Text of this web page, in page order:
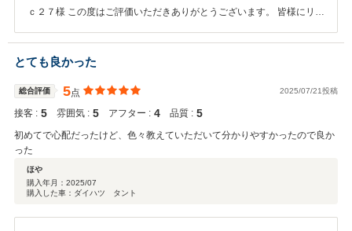
ｃ２７様 この度はご評価いただきありがとうございます。 皆様にリピ
後ともよろしくお願い致します。
とても良かった
総合評価 5点 2025/07/21投稿
接客 : 5 雰囲気 : 5 アフター : 4 品質 : 5
初めてで心配だったけど、色々教えていただいて分かりやすかったので良か
った
ほや
購入年月： 2025/07
購入した車：ダイハツ タント